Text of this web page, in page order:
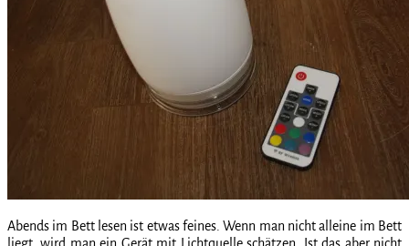
Abends im Bett lesen ist etwas feines. Wenn man nicht alleine im Bett
liegt, wird man ein Gerät mit Lichtquelle schätzen. Ist das aber nicht